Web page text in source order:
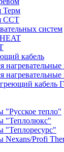
Терм
ССТ
систем
кабель
кабель
"Русское тепло"
"Теплолюкс"
"Теплоресурс"
Nexans/Profi